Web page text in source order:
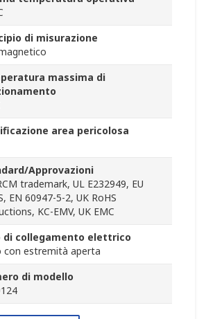
di misurazione
massima di
area pericolosa
Approvazioni
trademark, UL E232949, EU
EN 60947-5-2, UK RoHS
KC-EMV, UK EMC
di collegamento elettrico
con estremità aperta
di modello